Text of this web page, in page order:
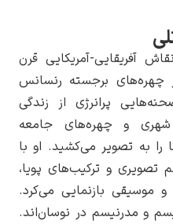
آمریکایی قرن
رنسانس
از زندگی
جامعه
می‌کشید. او با
پویا،
می‌کرد.
در نوسان‌اند.